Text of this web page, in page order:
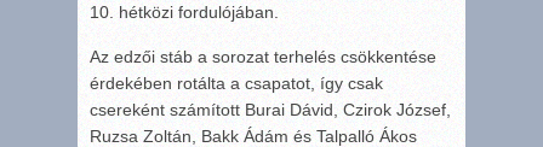
10. hétközi fordulójában.
Az edzői stáb a sorozat terhelés csökkentése
érdekében rotálta a csapatot, így csak
csereként számított Burai Dávid, Czirok József,
Ruzsa Zoltán, Bakk Ádám és Talpalló Ákos